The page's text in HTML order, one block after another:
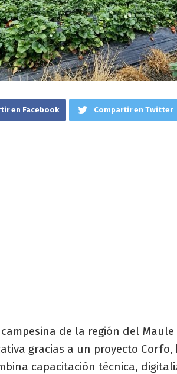
en Facebook Compartir en Twitter
de la región del
gracias a un proyecto Corfo,
capacitación técnica,